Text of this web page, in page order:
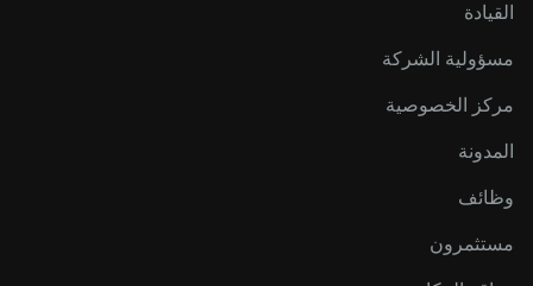
القيادة
مسؤولية الشركة
مركز الخصوصية
المدونة
وظائف
مستثمرون